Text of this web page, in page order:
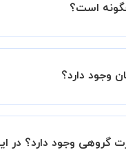
است؟
را به شما میدهیم
وجود دارد؟
کنید.
گروهی وجود دارد؟